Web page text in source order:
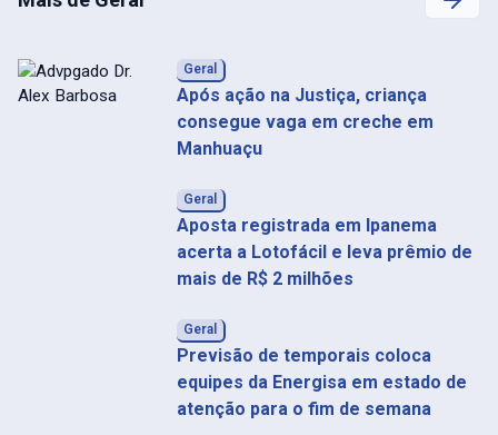
Geral
Após ação na Justiça, criança
consegue vaga em creche em
Manhuaçu
Geral
Aposta registrada em Ipanema
acerta a Lotofácil e leva prêmio de
mais de R$ 2 milhões
Geral
Previsão de temporais coloca
equipes da Energisa em estado de
atenção para o fim de semana